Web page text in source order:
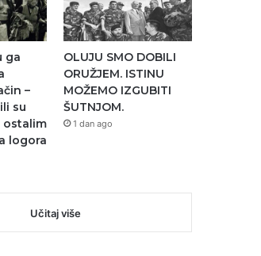
ga
–
su
ostalim
logora
OLUJU SMO DOBILI
ORUŽJEM. ISTINU
MOŽEMO IZGUBITI
ŠUTNJOM.
1 dan ago
Učitaj više